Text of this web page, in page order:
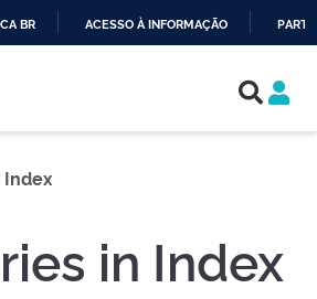
BR ACESSO À INFORMAÇÃO
Index
in Index